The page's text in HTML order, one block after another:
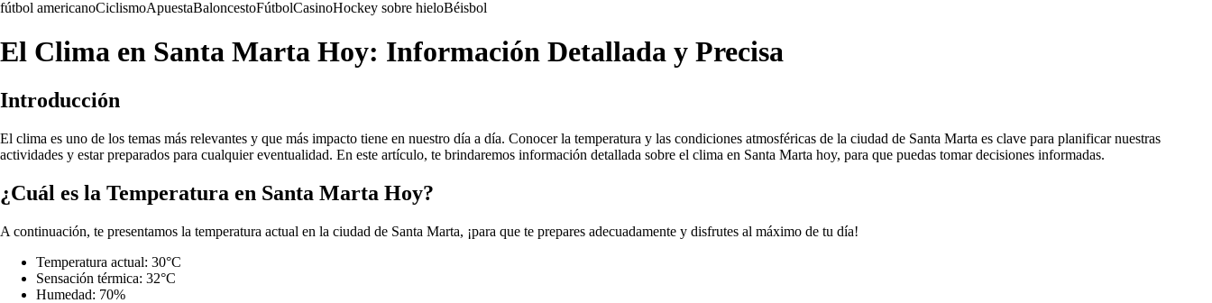
fútbol americanoCiclismoApuestaBaloncestoFútbolCasinoHockey sobre hieloBéisbol
El Clima en Santa Marta Hoy: Información Detallada y Precisa
Introducción
El clima es uno de los temas más relevantes y que más impacto tiene en nuestro día a día. Conocer la temperatura y las condiciones atmosféricas de la ciudad de Santa Marta es clave para planificar nuestras
actividades y estar preparados para cualquier eventualidad. En este artículo, te brindaremos información detallada sobre el clima en Santa Marta hoy, para que puedas tomar decisiones informadas.
¿Cuál es la Temperatura en Santa Marta Hoy?
A continuación, te presentamos la temperatura actual en la ciudad de Santa Marta, ¡para que te prepares adecuadamente y disfrutes al máximo de tu día!
Temperatura actual: 30°C
Sensación térmica: 32°C
Humedad: 70%